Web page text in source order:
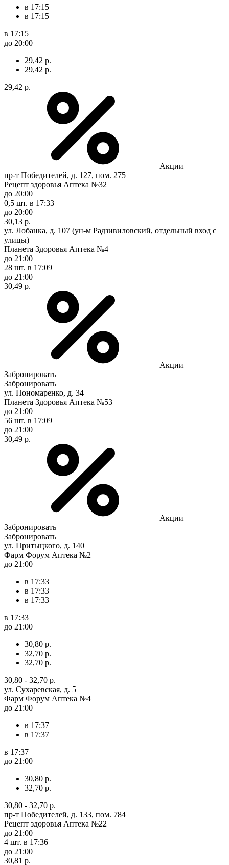
в 17:15
в 17:15
в 17:15
до 20:00
29,42 р.
29,42 р.
29,42 р.
Акции
пр-т Победителей, д. 127, пом. 275
Рецепт здоровья Аптека №32
до 20:00
0,5 шт. в 17:33
до 20:00
30,13 р.
ул. Лобанка, д. 107 (ун-м Радзивиловский, отдельный вход с
улицы)
Планета Здоровья Аптека №4
до 21:00
28 шт. в 17:09
до 21:00
30,49 р.
Акции
Забронировать
Забронировать
ул. Пономаренко, д. 34
Планета Здоровья Аптека №53
до 21:00
56 шт. в 17:09
до 21:00
30,49 р.
Акции
Забронировать
Забронировать
ул. Притыцкого, д. 140
Фарм Форум Аптека №2
до 21:00
в 17:33
в 17:33
в 17:33
в 17:33
до 21:00
30,80 р.
32,70 р.
32,70 р.
30,80 - 32,70 р.
ул. Сухаревская, д. 5
Фарм Форум Аптека №4
до 21:00
в 17:37
в 17:37
в 17:37
до 21:00
30,80 р.
32,70 р.
30,80 - 32,70 р.
пр-т Победителей, д. 133, пом. 784
Рецепт здоровья Аптека №22
до 21:00
4 шт. в 17:36
до 21:00
30,81 р.